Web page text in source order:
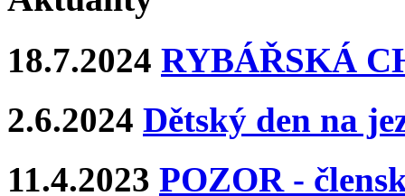
18.7.2024 RYBÁŘSKÁ
2.6.2024 Dětský den na
11.4.2023 POZOR -